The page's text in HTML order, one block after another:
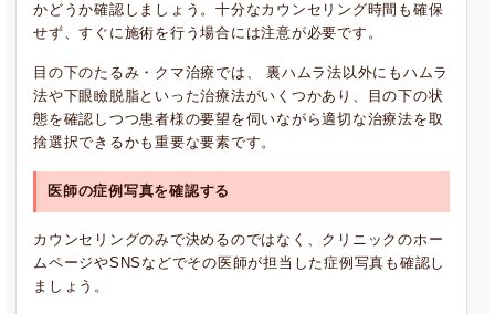
かどうか確認しましょう。十分なカウンセリング時間も確保
せず、すぐに施術を行う場合には注意が必要です。
目の下のたるみ・クマ治療では、 裏ハムラ法以外にもハムラ
法や下眼瞼脱脂といった治療法がいくつかあり、目の下の状
態を確認しつつ患者様の要望を伺いながら適切な治療法を取
捨選択できるかも重要な要素です。
医師の症例写真を確認する
カウンセリングのみで決めるのではなく、クリニックのホー
ムページやSNSなどでその医師が担当した症例写真も確認し
ましょう。